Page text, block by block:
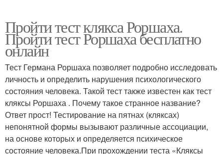
Пройти тест клякса Роршаха.
Пройти тест Роршаха бесплатно
онлайн
Тест Германа Роршаха позволяет подробно исследовать
личность и определить нарушения психологического
состояния человека. Такой тест также известен как тест
кляксы Роршаха . Почему такое странное название?
Ответ прост! Тестирование на пятнах (кляксах)
непонятной формы вызывают различные ассоциации,
на основе которых и определяется психическое
состояние человека.При прохождении теста «Кляксы